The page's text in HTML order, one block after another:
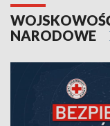
NARODOWE